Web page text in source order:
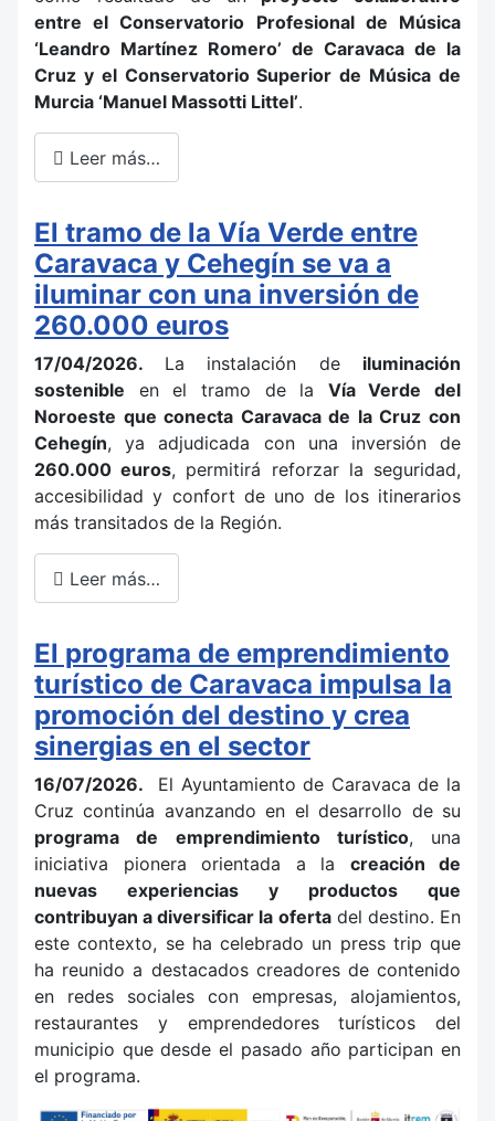
entre el Conservatorio Profesional de Música
‘Leandro Martínez Romero’ de Caravaca de la
Cruz y el Conservatorio Superior de Música de
Murcia ‘Manuel Massotti Littel’.
Leer más…
El tramo de la Vía Verde entre
Caravaca y Cehegín se va a
iluminar con una inversión de
260.000 euros
17/04/2026. La instalación de iluminación
sostenible en el tramo de la Vía Verde del
Noroeste que conecta Caravaca de la Cruz con
Cehegín, ya adjudicada con una inversión de
260.000 euros, permitirá reforzar la seguridad,
accesibilidad y confort de uno de los itinerarios
más transitados de la Región.
Leer más…
El programa de emprendimiento
turístico de Caravaca impulsa la
promoción del destino y crea
sinergias en el sector
16/07/2026. El Ayuntamiento de Caravaca de la
Cruz continúa avanzando en el desarrollo de su
programa de emprendimiento turístico, una
iniciativa pionera orientada a la creación de
nuevas experiencias y productos que
contribuyan a diversificar la ofertadel destino. En
este contexto, se ha celebrado un press trip que
ha reunido a destacados creadores de contenido
en redes sociales con empresas, alojamientos,
restaurantes y emprendedores turísticos del
municipio que desde el pasado año participan en
el programa.